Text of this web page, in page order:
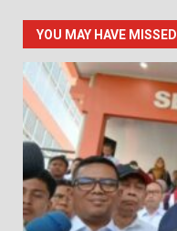
YOU MAY HAVE MISSED